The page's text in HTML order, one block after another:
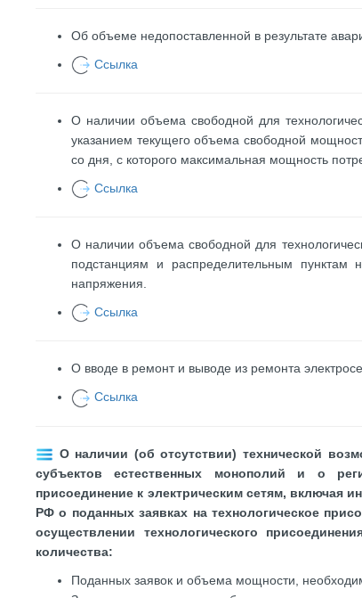
Об объеме недопоставленной в результате
Ссылка
О наличии объема свободной для
указанием текущего объема свободной
со дня, с которого максимальная мощность
Ссылка
О наличии объема свободной для
подстанциям и распределительным
напряжения.
Ссылка
О вводе в ремонт и выводе из ремонта
Ссылка
О наличии (об отсутствии) технической
субъектов естественных монополий и о
присоединение к электрическим сетям,
РФ о поданных заявках на технологическое
осуществлении технологического
количества:
Поданных заявок и объема мощности,